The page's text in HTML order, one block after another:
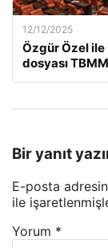
12/12/2025
Özgür Özel
dosyası
Bir yanıt
E-posta
ile
Yorum *